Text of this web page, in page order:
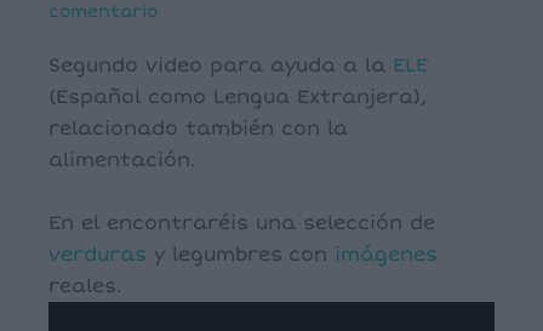
comentario
Segundo video para ayuda a la ELE
(Español como Lengua Extranjera),
relacionado también con la
alimentación.
En el encontraréis una selección de
verduras y legumbres con imágenes
reales.